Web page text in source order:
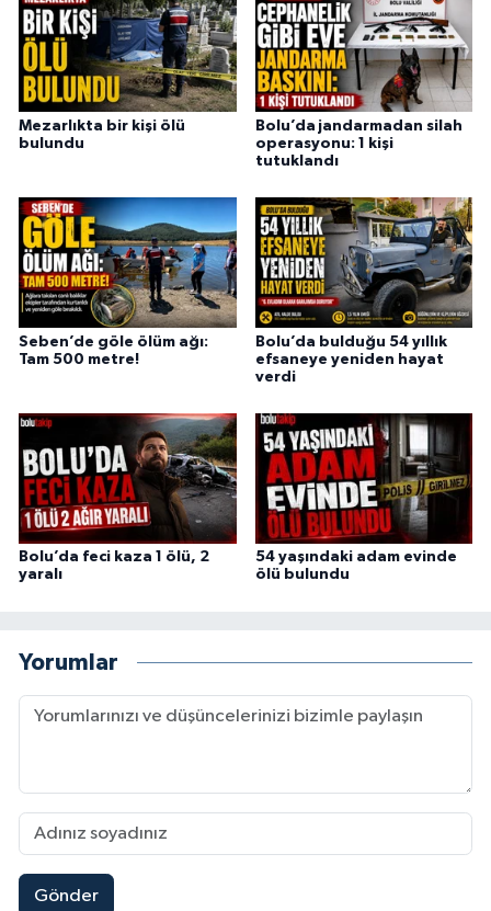
Mezarlıkta bir kişi ölü
bulundu
Bolu’da jandarmadan silah
operasyonu: 1 kişi
tutuklandı
Seben’de göle ölüm ağı:
Tam 500 metre!
Bolu’da bulduğu 54 yıllık
efsaneye yeniden hayat
verdi
Bolu’da feci kaza 1 ölü, 2
yaralı
54 yaşındaki adam evinde
ölü bulundu
Yorumlar
Gönder